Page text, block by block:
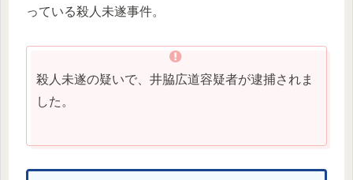
っている殺人未遂事件。
殺人未遂の疑いで、井脇広道容疑者が逮捕されま
した。